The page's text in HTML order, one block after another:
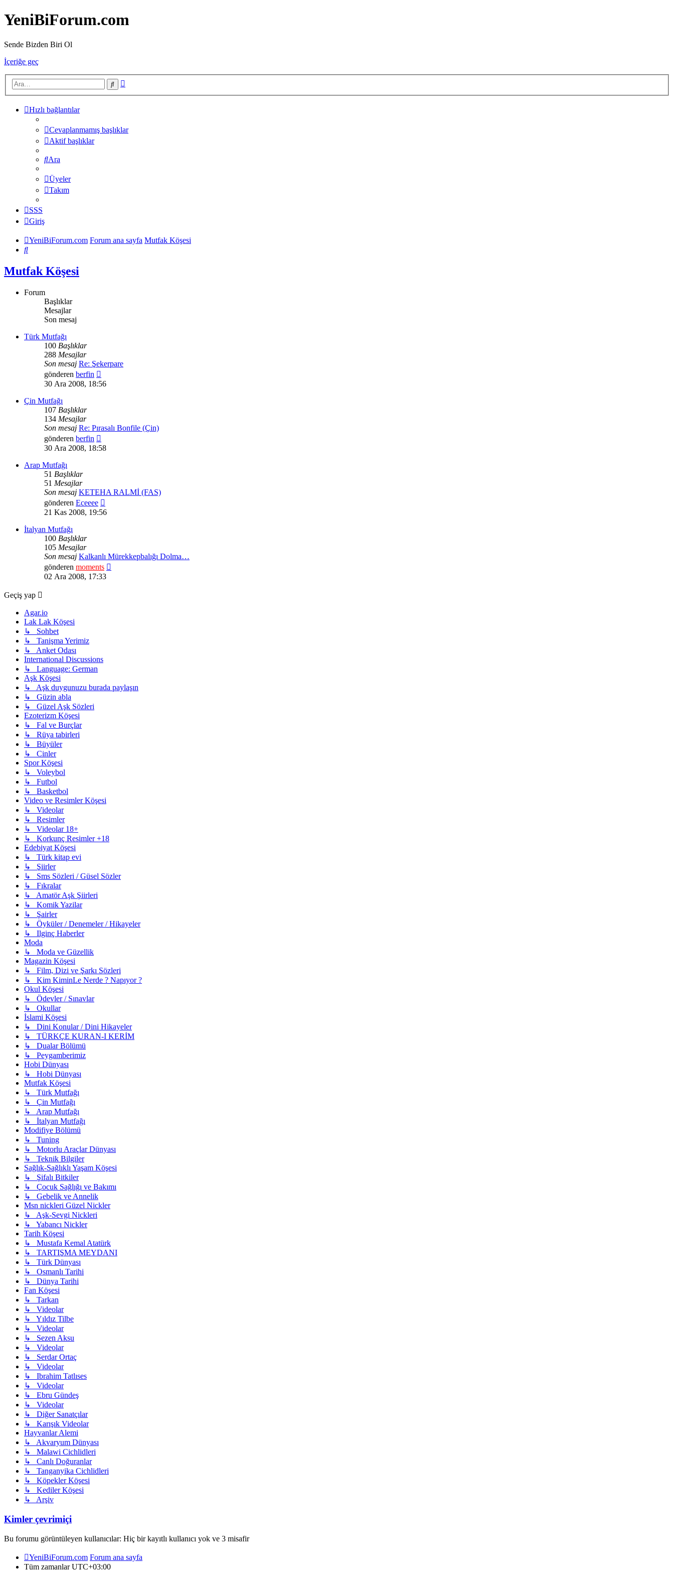
YeniBiForum.com
Sende Bizden Biri Ol
İçeriğe geç
Ara
Hızlı bağlantılar
Cevaplanmamış başlıklar
Aktif başlıklar
Ara
Üyeler
Takım
SSS
Giriş
YeniBiForum.com Forum ana sayfa Mutfak Köşesi
Ara
Mutfak Köşesi
Forum
Başlıklar
Mesajlar
Son mesaj
Türk Mutfağı
100 Başlıklar
288 Mesajlar
Son mesaj Re: Şekerpare
gönderen berfin
mesajı
30 Ara 2008, 18:56
Çin Mutfağı
107 Başlıklar
134 Mesajlar
Son mesaj Re: Pırasalı Bonfile (Çin)
gönderen berfin
mesajı
30 Ara 2008, 18:58
Arap Mutfağı
51 Başlıklar
51 Mesajlar
Son mesaj KETEHA RALMİ (FAS)
gönderen Eceeee
mesajı
21 Kas 2008, 19:56
İtalyan Mutfağı
100 Başlıklar
105 Mesajlar
Son mesaj Kalkanlı Mürekkepbalığı Dolma…
gönderen moments
02 Ara 2008, 17:33
Geçiş yap
Agar.io
Lak Lak Köşesi
↳ Sohbet
↳ Tanişma Yerimiz
↳ Anket Odası
International Discussions
↳ Language: German
Aşk Köşesi
↳ Aşk duygunuzu burada paylaşın
↳ Güzin abla
↳ Güzel Aşk Sözleri
Ezoterizm Köşesi
↳ Fal ve Burçlar
↳ Rüya tabirleri
↳ Büyüler
↳ Cinler
Spor Köşesi
↳ Voleybol
↳ Futbol
↳ Basketbol
Video ve Resimler Köşesi
↳ Videolar
↳ Resimler
↳ Videolar 18+
↳ Korkunç Resimler +18
Edebiyat Köşesi
↳ Türk kitap evi
↳ Şiirler
↳ Sms Sözleri / Güsel Sözler
↳ Fıkralar
↳ Amatör Aşk Şiirleri
↳ Komik Yazilar
↳ Şairler
↳ Öyküler / Denemeler / Hikayeler
↳ Ilginç Haberler
Moda
↳ Moda ve Güzellik
Magazin Köşesi
↳ Film, Dizi ve Şarkı Sözleri
↳ Kim KiminLe Nerde ? Napıyor ?
Okul Köşesi
↳ Ödevler / Sınavlar
↳ Okullar
İslami Köşesi
↳ Dini Konular / Dini Hikayeler
↳ TÜRKÇE KURAN-I KERİM
↳ Dualar Bölümü
↳ Peygamberimiz
Hobi Dünyası
↳ Hobi Dünyası
Mutfak Köşesi
↳ Türk Mutfağı
↳ Çin Mutfağı
↳ Arap Mutfağı
↳ İtalyan Mutfağı
Modifiye Bölümü
↳ Tuning
↳ Motorlu Araçlar Dünyası
↳ Teknik Bilgiler
Sağlık-Sağlıklı Yaşam Köşesi
↳ Şifalı Bitkiler
↳ Çocuk Sağlığı ve Bakımı
↳ Gebelik ve Annelik
Msn nickleri Güzel Nickler
↳ Aşk-Sevgi Nickleri
↳ Yabancı Nickler
Tarih Köşesi
↳ Mustafa Kemal Atatürk
↳ TARTIŞMA MEYDANI
↳ Türk Dünyası
↳ Osmanlı Tarihi
↳ Dünya Tarihi
Fan Köşesi
↳ Tarkan
↳ Videolar
↳ Yıldız Tilbe
↳ Videolar
↳ Sezen Aksu
↳ Videolar
↳ Serdar Ortaç
↳ Videolar
↳ Ibrahim Tatlıses
↳ Videolar
↳ Ebru Gündeş
↳ Videolar
↳ Diğer Sanatçılar
↳ Karışık Videolar
Hayvanlar Alemi
↳ Akvaryum Dünyası
↳ Malawi Cichlidleri
↳ Canlı Doğuranlar
↳ Tanganyika Cichlidleri
↳ Köpekler Köşesi
↳ Kediler Köşesi
↳ Arşiv
Kimler çevrimiçi
Bu forumu görüntüleyen kullanıcılar: Hiç bir kayıtlı kullanıcı yok ve 3 misafir
YeniBiForum.com Forum ana sayfa
Tüm zamanlarUTC+03:00